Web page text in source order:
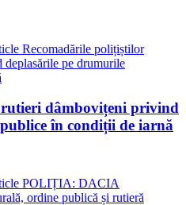
dâmbovițeni privind
în condiții de iarnă